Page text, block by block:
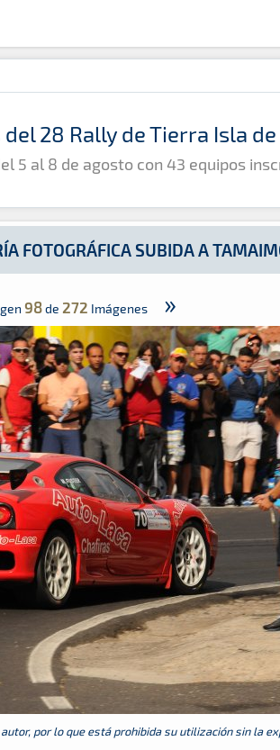
28 Rally de Tierra Isla
5 al 8 de agosto con 43 equipos
FOTOGRÁFICA SUBIDA A
98de 272 Imágenes »
por lo que está prohibida su utilización sin la